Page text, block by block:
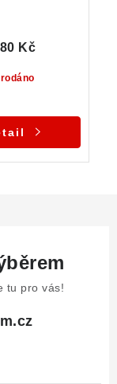
Kč
tu pro vás!